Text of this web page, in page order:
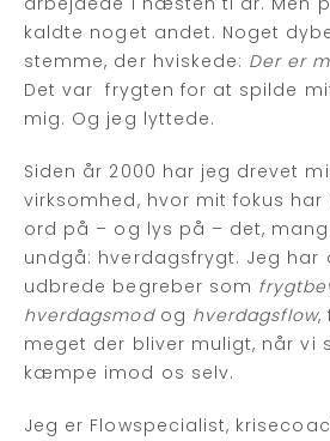
kaldte noget andet. Noget
stemme, der hviskede: Der er
Det var frygten for at spilde
mig. Og jeg lyttede.
Siden år 2000 har jeg drevet
virksomhed, hvor mit fokus
ord på – og lys på – det,
undgå: hverdagsfrygt. Jeg har
udbrede begreber som
hverdagsmodog hverdagsflow,
meget der bliver muligt, når vi
kæmpe imod os selv.
Jeg er Flowspecialist,